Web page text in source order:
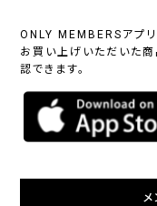
ONLY MEMBERSアプリ
お買い上げいただいた
認できます。
メ